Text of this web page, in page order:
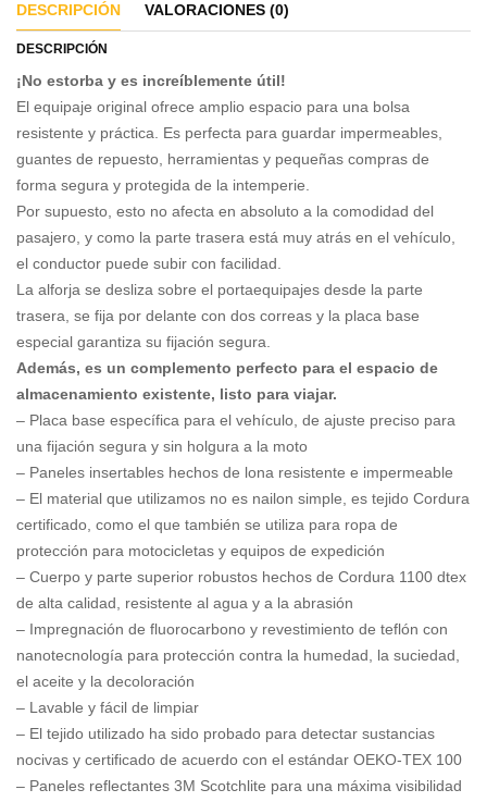
DESCRIPCIÓN VALORACIONES (0)
DESCRIPCIÓN
¡No estorba y es increíblemente útil!
El equipaje original ofrece amplio espacio para una bolsa
resistente y práctica. Es perfecta para guardar impermeables,
guantes de repuesto, herramientas y pequeñas compras de
forma segura y protegida de la intemperie.
Por supuesto, esto no afecta en absoluto a la comodidad del
pasajero, y como la parte trasera está muy atrás en el vehículo,
el conductor puede subir con facilidad.
La alforja se desliza sobre el portaequipajes desde la parte
trasera, se fija por delante con dos correas y la placa base
especial garantiza su fijación segura.
Además, es un complemento perfecto para el espacio de
almacenamiento existente, listo para viajar.
– Placa base específica para el vehículo, de ajuste preciso para
una fijación segura y sin holgura a la moto
– Paneles insertables hechos de lona resistente e impermeable
– El material que utilizamos no es nailon simple, es tejido Cordura
certificado, como el que también se utiliza para ropa de
protección para motocicletas y equipos de expedición
– Cuerpo y parte superior robustos hechos de Cordura 1100 dtex
de alta calidad, resistente al agua y a la abrasión
– Impregnación de fluorocarbono y revestimiento de teflón con
nanotecnología para protección contra la humedad, la suciedad,
el aceite y la decoloración
– Lavable y fácil de limpiar
– El tejido utilizado ha sido probado para detectar sustancias
nocivas y certificado de acuerdo con el estándar OEKO-TEX 100
– Paneles reflectantes 3M Scotchlite para una máxima visibilidad